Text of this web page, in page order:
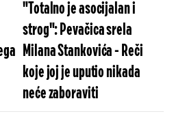
"Totalno je asocijalan i
strog": Pevačica srela
Milana Stankovića - Reči
koje joj je uputio nikada
neće zaboraviti